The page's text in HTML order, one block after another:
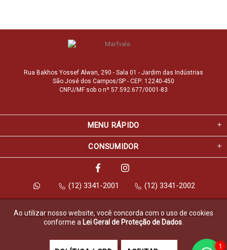
Rua Bakhos Yossef Alwan, 290 - Sala 01 - Jardim das Indústrias
São José dos Campos/SP - CEP: 12240-450
CNPJ/MF sob o nº 57.592.677/0001-83
MENU RÁPIDO
CONSUMIDOR
(12) 3341-2001 (12) 3341-2002
© Copyright 2026 Marfvale Móveis para Escritório. Todos os direitos
reservados.
Feito com pela
Ao utilizar nosso website, você concorda com o uso de cookies
conforme a Lei Geral de Proteção de Dados
1